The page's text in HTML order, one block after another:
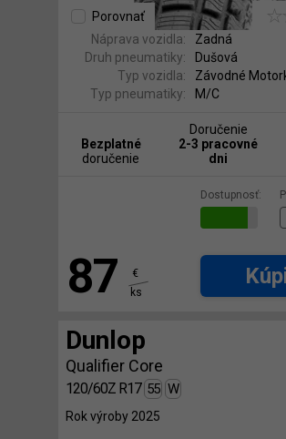
Porovnať
Náprava vozidla:
Zadná
Druh pneumatiky:
Dušová
Typ vozidla:
Závodné
Typ pneumatiky:
M/C
Bezplatné
doručenie
Doručenie
2-3 pracovné
dni
Dostupnosť:
87
€
ks
Dunlop
Qualifier Core
120/60Z R17 55 W
Rok výroby 2025